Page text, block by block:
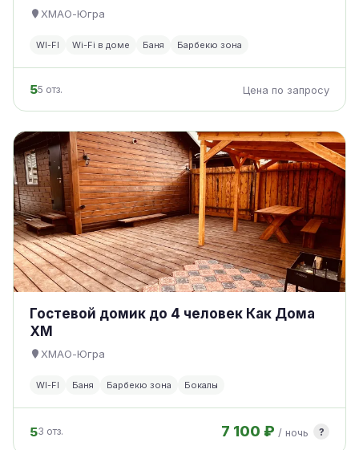
ХМАО-Югра
WI-FI Wi-Fi в доме Баня Барбекю зона
55 отз. Цена по запросу
Гостевой домик до 4 человек Как Дома
ХМ
ХМАО-Югра
WI-FI Баня Барбекю зона Бокалы
53 отз. 7 100 ₽ / ночь ?